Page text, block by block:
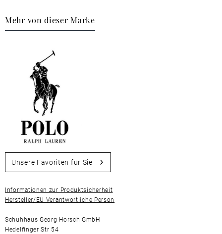
Mehr von dieser Marke
Unsere Favoriten für Sie
Informationen zur Produktsicherheit
Hersteller/EU Verantwortliche Person
Schuhhaus Georg Horsch GmbH
Hedelfinger Str 54